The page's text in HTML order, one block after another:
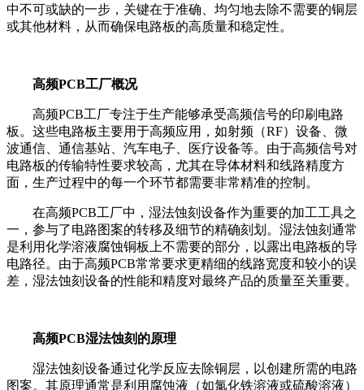
中不可或缺的一步，关键在于准确、均匀地去除不需要的铜层
或其他材料，从而确保电路板的高质量和稳定性。
高频PCB工厂概况
高频PCB工厂专注于生产能够承受高频信号的印刷电路
板。这些电路板主要用于高频应用，如射频（RF）设备、微
波通信、通信基站、汽车电子、医疗设备等。由于高频信号对
电路板的传输特性要求较高，尤其在导体材料和线路精度方
面，生产过程中的每一个环节都需要非常精准的控制。
在高频PCB工厂中，湿法蚀刻设备作为重要的加工工具之
一，参与了电路图案的转移及细节的精确刻划。湿法蚀刻通常
是利用化学溶液腐蚀铜板上不需要的部分，以露出电路板的导
电路径。由于高频PCB常常要求更精细的线路宽度和较小的误
差，湿法蚀刻设备的性能和精度对最终产品的质量至关重要。
高频PCB湿法蚀刻的原理
湿法蚀刻设备通过化学反应去除铜层，以创建所需的电路
图案。其原理通常是利用腐蚀液（如氯化铁溶液或硫酸溶液）